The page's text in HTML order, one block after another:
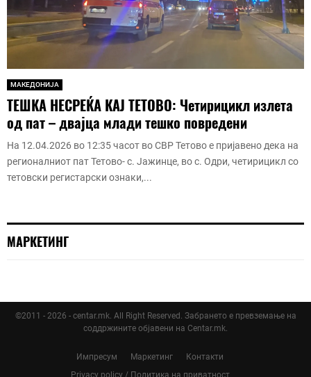
МАКЕДОНИЈА
ТЕШКА НЕСРЕЌА КАЈ ТЕТОВО: Четирицикл излета
од пат – двајца млади тешко повредени
На 12.04.2026 во 12:35 часот во СВР Тетово е пријавено дека на
регионалниот пат Тетово- с. Јажинце, во с. Одри, четирицикл со
тетовски регистарски ознаки,...
МАРКЕТИНГ
©2011 - 2026 - centar.mk. All Right Reserved. Забрането е превземање на
соддржините објавени на Centar.mk.
Импресум Маркетинг
Контакти